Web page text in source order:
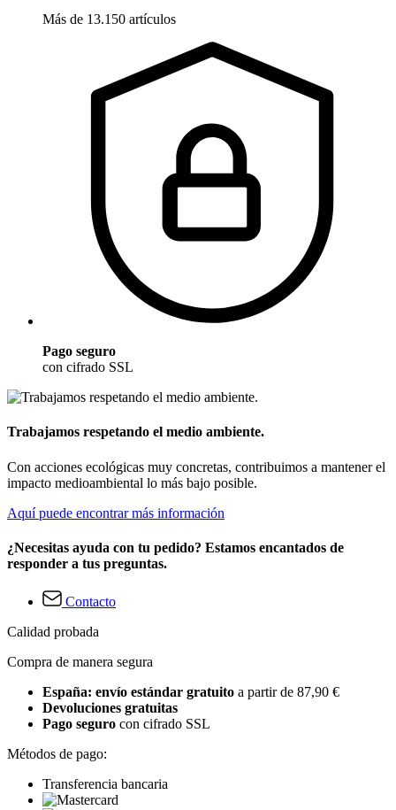
Más de 13.150 artículos
Pago seguro
con cifrado SSL
Trabajamos respetando el medio ambiente.
Con acciones ecológicas muy concretas, contribuimos a mantener el
impacto medioambiental lo más bajo posible.
Aquí puede encontrar más información
¿Necesitas ayuda con tu pedido? Estamos encantados de
responder a tus preguntas.
Contacto
Calidad probada
Compra de manera segura
España: envío estándar gratuito a partir de 87,90 €
Devoluciones gratuitas
Pago seguro con cifrado SSL
Métodos de pago:
Transferencia bancaria